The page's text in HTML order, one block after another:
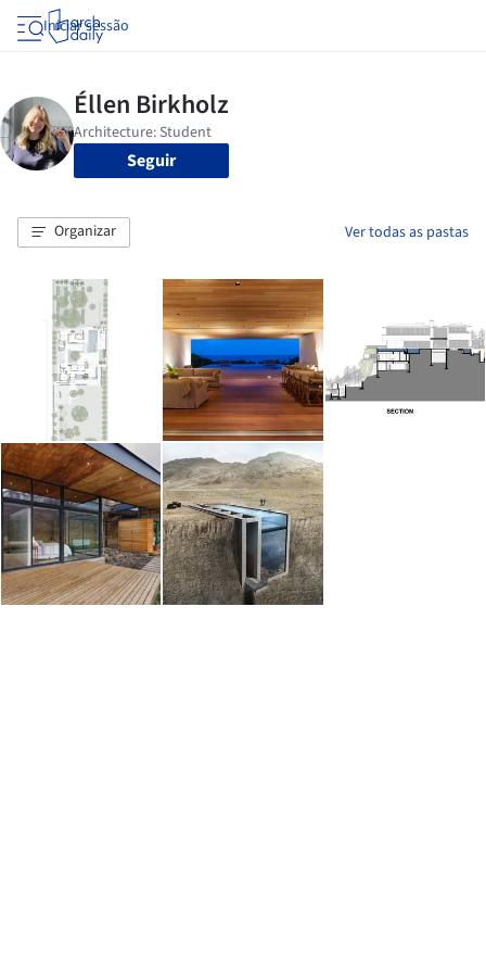
Iniciar sessão
Seguir
Organizar Ver todas as pastas